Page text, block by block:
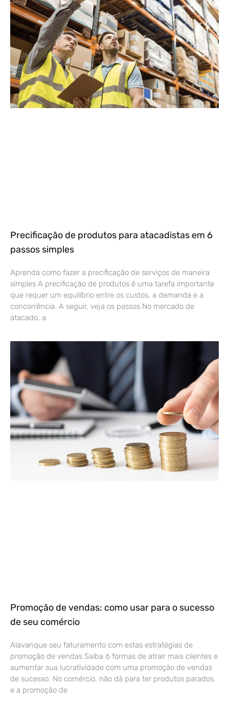
Precificação de produtos para atacadistas em 6
passos simples
Aprenda como fazer a precificação de serviços de maneira
simples A precificação de produtos é uma tarefa importante
que requer um equilíbrio entre os custos, a demanda e a
concorrência. A seguir, veja os passos No mercado de
atacado, a
Promoção de vendas: como usar para o sucesso
de seu comércio
Alavanque seu faturamento com estas estratégias de
promoção de vendas Saiba 6 formas de atrair mais clientes e
aumentar sua lucratividade com uma promoção de vendas
de sucesso. No comércio, não dá para ter produtos parados,
e a promoção de